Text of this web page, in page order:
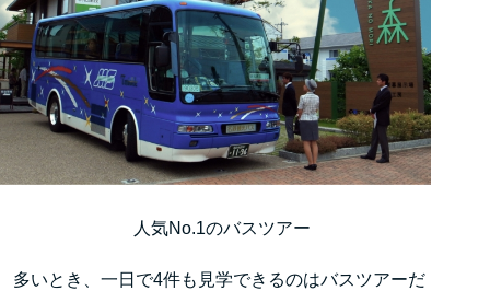
人気No.1のバスツアー
多いとき、一日で4件も見学できるのはバスツアーだ